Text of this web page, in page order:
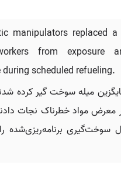
manipulators replaced
from exposure
scheduled refueling.
میله سوخت گیر کرده
معرض مواد خطرناک نجات
سوخت‌گیری برنامه‌ریزی‌شده